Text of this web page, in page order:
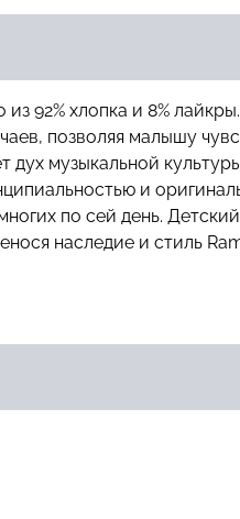
92% хлопка и 8%
позволяя малышу
музыкальной
и
по сей день.
наследие и стиль